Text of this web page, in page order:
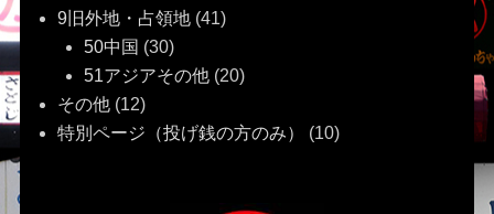
9旧外地・占領地(41)
50中国 (30)
51アジアその他(20)
その他(12)
特別ページ（投げ銭の方のみ）
(10)